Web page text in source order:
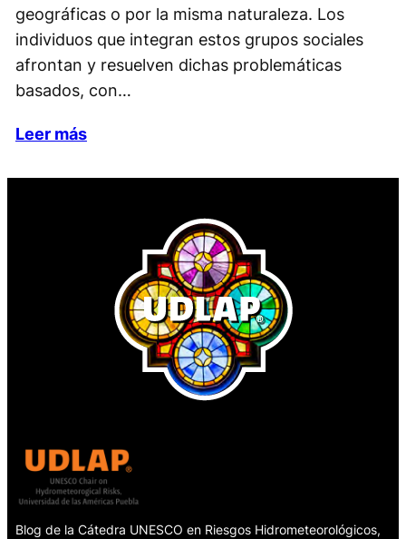
geográficas o por la misma naturaleza. Los
individuos que integran estos grupos sociales
afrontan y resuelven dichas problemáticas
basados, con…
Leer más
Blog de la Cátedra UNESCO en Riesgos Hidrometeorológicos,